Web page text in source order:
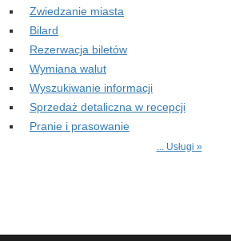
Zwiedzanie miasta
Bilard
Rezerwacja biletów
Wymiana walut
Wyszukiwanie informacji
Sprzedaż detaliczna w recepcji
Pranie i prasowanie
... Usługi »